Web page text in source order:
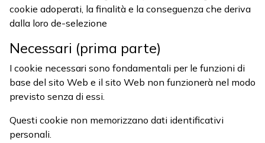
cookie adoperati, la finalità e la conseguenza che deriva
dalla loro de-selezione
Necessari (prima parte)
I cookie necessari sono fondamentali per le funzioni di
base del sito Web e il sito Web non funzionerà nel modo
previsto senza di essi.
Questi cookie non memorizzano dati identificativi
personali.